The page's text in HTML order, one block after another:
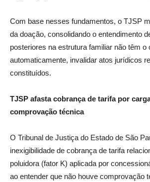
Com base nesses fundamentos, o TJSP
da doação, consolidando o entendimento
posteriores na estrutura familiar não têm o
automaticamente, invalidar atos jurídicos
constituídos.
TJSP afasta cobrança de tarifa por
comprovação técnica
O Tribunal de Justiça do Estado de São
inexigibilidade de cobrança de tarifa
poluidora (fator K) aplicada por
ao entender que não houve comprovação